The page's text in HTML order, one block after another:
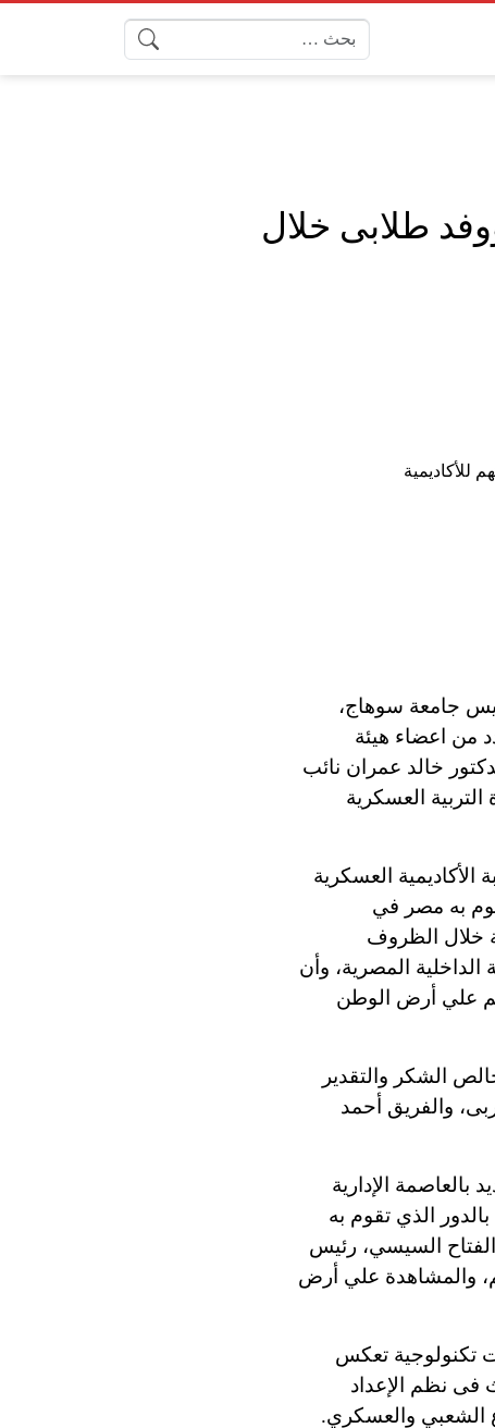
طلابى خلال
جامعة سوهاج،
من اعضاء هيئة
خالد عمران نائب
العسكرية
العسكرية
به مصر في
خلال الظروف
الداخلية المصرية، وأن
علي أرض الوطن
الشكر والتقدير
والفريق أحمد
بالعاصمة الإدارية
الذي تقوم به
السيسي، رئيس
والمشاهدة علي أرض
تكنولوجية تعكس
فى نظم الإعداد
الشعبي والعسكري.